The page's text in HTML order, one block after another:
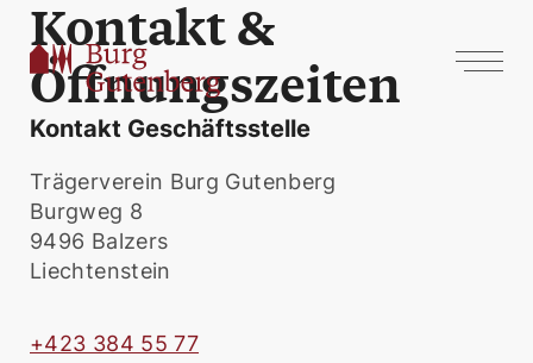
Kontakt &
Öffnungszeiten
Kontakt Geschäftsstelle
Trägerverein Burg Gutenberg
Burgweg 8
9496 Balzers
Liechtenstein
+423 384 55 77